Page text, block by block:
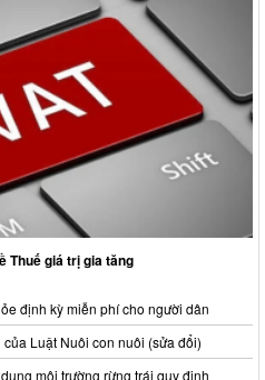
Thuế giá trị gia tăng
định kỳ miễn phí cho người dân
Luật Nuôi con nuôi (sửa đổi)
môi trường rừng trái quy định